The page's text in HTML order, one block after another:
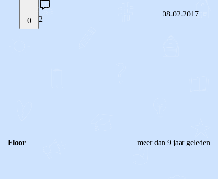
0 2
08-02-2017
Floor meer dan 9 jaar geleden